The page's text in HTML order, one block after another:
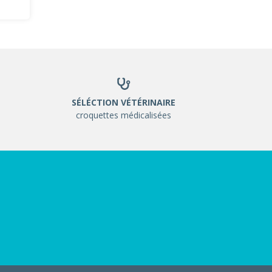
SÉLÉCTION VÉTÉRINAIRE
croquettes médicalisées